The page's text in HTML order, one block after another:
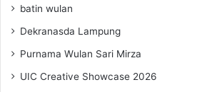
batin wulan
Dekranasda Lampung
Purnama Wulan Sari Mirza
UIC Creative Showcase 2026